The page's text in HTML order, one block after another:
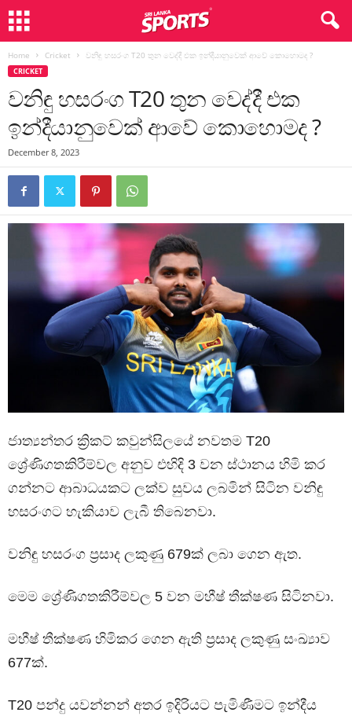
Home Cricket වනිඳු හසරංග T20 තුන වෙද්දී එක ඉන්දීයානුවෙක් ආවේ කොහොමද ?
CRICKET
වනිඳු හසරංග T20 තුන වෙද්දී එක
ඉන්දීයානුවෙක් ආවේ කොහොමද ?
December 8, 2023
ජාත්‍යන්තර ක්‍රිකට් කවුන්සිලයේ නවතම T20
ශ්‍රේණිගතකිරීම්වල අනුව එහිදි 3 වන ස්ථානය හිමි කර
ගන්නට ආබාධයකට ලක්ව සුවය ලබමින් සිටින වනිඳු
හසරංගට හැකියාව ලැබී තිබෙනවා.
වනිඳු හසරංග ප්‍රසාද ලකුණු 679ක් ලබා ගෙන ඇත.
මෙම ශ්‍රේණිගතකිරීම්වල 5 වන මහීෂ් තීක්ෂණ සිටිනවා.
මහීෂ් තීක්ෂණ හිමිකර ගෙන ඇති ප්‍රසාද ලකුණු සංඛ්‍යාව
677ක්.
T20 පන්දු යවන්නන් අතර ඉදිරියට පැමිණීමට ඉන්දීය